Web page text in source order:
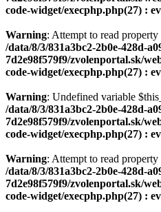
code-widget/execphp.php(27) :
Warning: Attempt to read
/data/8/3/831a3bc2-2b0e-428d-
7d2e98f579f9/zvolenportal.sk/
code-widget/execphp.php(27) :
Warning: Undefined variable
/data/8/3/831a3bc2-2b0e-428d-
7d2e98f579f9/zvolenportal.sk/
code-widget/execphp.php(27) :
Warning: Attempt to read
/data/8/3/831a3bc2-2b0e-428d-
7d2e98f579f9/zvolenportal.sk/
code-widget/execphp.php(27) :